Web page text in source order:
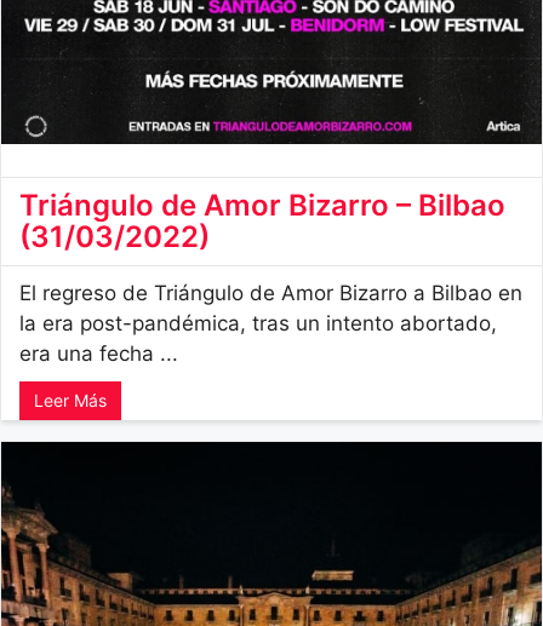
Triángulo de Amor Bizarro – Bilbao
(31/03/2022)
El regreso de Triángulo de Amor Bizarro a Bilbao en
la era post-pandémica, tras un intento abortado,
era una fecha ...
Leer Más